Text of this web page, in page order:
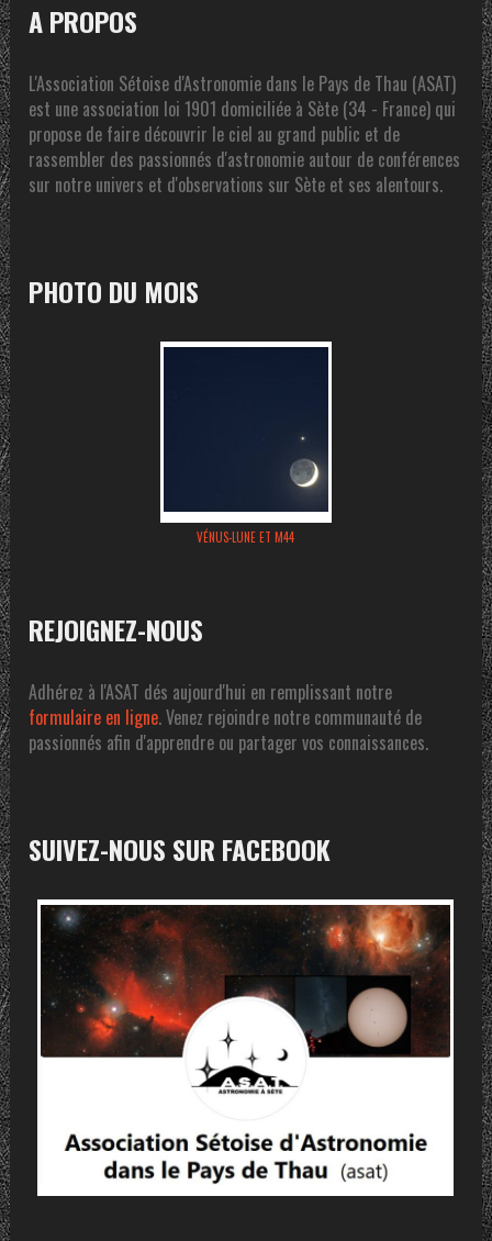
A PROPOS
L'Association Sétoise d'Astronomie dans le Pays de Thau (ASAT)
est une association loi 1901 domiciliée à Sète (34 - France) qui
propose de faire découvrir le ciel au grand public et de
rassembler des passionnés d'astronomie autour de conférences
sur notre univers et d'observations sur Sète et ses alentours.
PHOTO DU MOIS
VÉNUS-LUNE ET M44
REJOIGNEZ-NOUS
Adhérez à l'ASAT dés aujourd'hui en remplissant notre
formulaire en ligne. Venez rejoindre notre communauté de
passionnés afin d'apprendre ou partager vos connaissances.
SUIVEZ-NOUS SUR FACEBOOK